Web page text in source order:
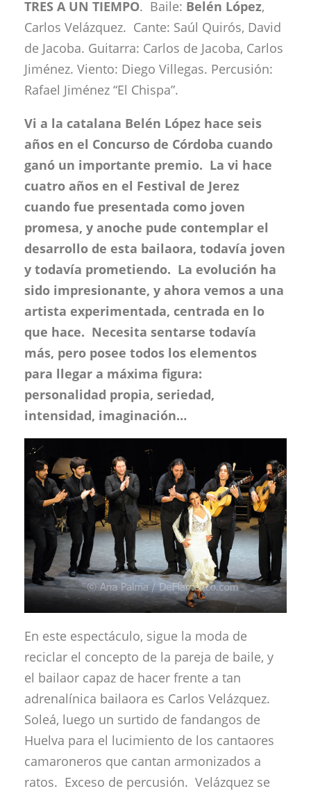
TRES A UN TIEMPO. Baile: Belén López,
Carlos Velázquez. Cante: Saúl Quirós, David
de Jacoba. Guitarra: Carlos de Jacoba, Carlos
Jiménez. Viento: Diego Villegas. Percusión:
Rafael Jiménez “El Chispa”.
Vi a la catalana Belén López hace seis
años en el Concurso de Córdoba cuando
ganó un importante premio. La vi hace
cuatro años en el Festival de Jerez
cuando fue presentada como joven
promesa, y anoche pude contemplar el
desarrollo de esta bailaora, todavía joven
y todavía prometiendo. La evolución ha
sido impresionante, y ahora vemos a una
artista experimentada, centrada en lo
que hace. Necesita sentarse todavía
más, pero posee todos los elementos
para llegar a máxima figura:
personalidad propia, seriedad,
intensidad, imaginación…
En este espectáculo, sigue la moda de
reciclar el concepto de la pareja de baile, y
el bailaor capaz de hacer frente a tan
adrenalínica bailaora es Carlos Velázquez.
Soleá, luego un surtido de fandangos de
Huelva para el lucimiento de los cantaores
camaroneros que cantan armonizados a
ratos. Exceso de percusión. Velázquez se